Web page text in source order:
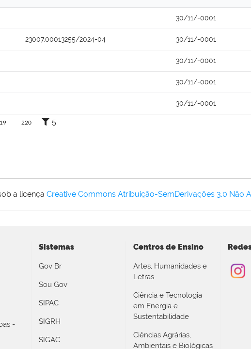
30/11/-0001
23007.00013255/2024-04 30/11/-0001
30/11/-0001
30/11/-0001
30/11/-0001
220 5
a licença Creative Commons Atribuição-SemDerivações 3.0 Não
-
Sistemas
Gov Br
Sou Gov
SIPAC
SIGRH
SIGAC
Centros de Ensino
Artes, Humanidades e
Letras
Ciência e Tecnologia
em Energia e
Sustentabilidade
Ciências Agrárias,
Ambientais e Biológicas